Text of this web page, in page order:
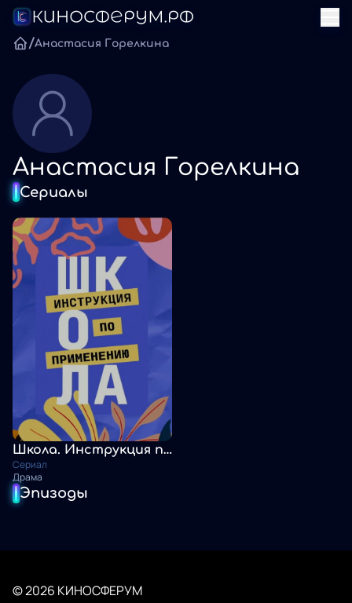
/Анастасия Горелкина
Анастасия Горелкина
Сериалы
Школа. Инструкция по применению
Сериал
Драма
Эпизоды
© 2026 КИНОСФЕРУМ